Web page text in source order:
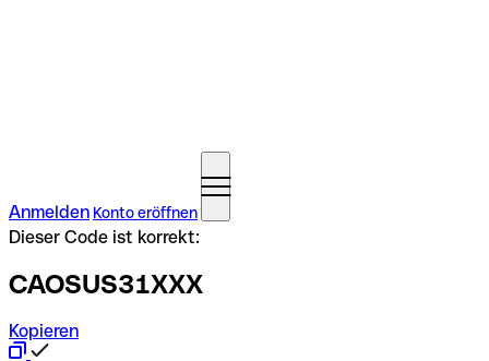
Anmelden Konto eröffnen
Dieser Code ist korrekt:
CAOSUS31XXX
Kopieren